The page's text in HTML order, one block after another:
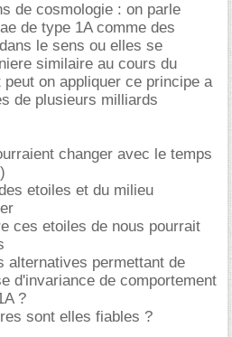
de cosmologie : on parle
de type 1A comme des
le sens ou elles se
similaire au cours du
on appliquer ce principe a
de plusieurs milliards
changer avec le temps
etoiles et du milieu
ces etoiles de nous pourrait
alternatives permettant de
d'invariance de comportement
?
sont elles fiables ?